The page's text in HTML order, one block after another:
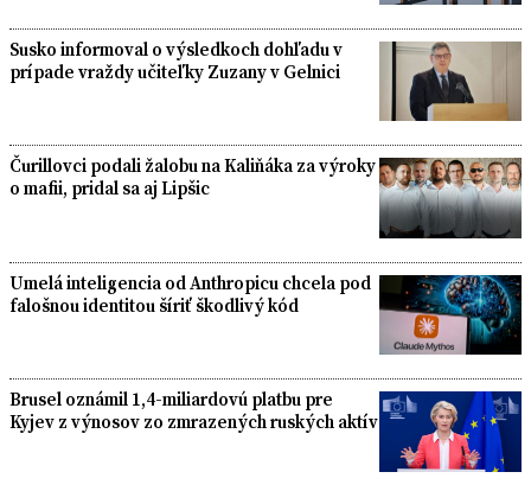
Susko informoval o výsledkoch dohľadu v
prípade vraždy učiteľky Zuzany v Gelnici
Čurillovci podali žalobu na Kaliňáka za výroky
o mafii, pridal sa aj Lipšic
Umelá inteligencia od Anthropicu chcela pod
falošnou identitou šíriť škodlivý kód
Brusel oznámil 1,4-miliardovú platbu pre
Kyjev z výnosov zo zmrazených ruských aktív